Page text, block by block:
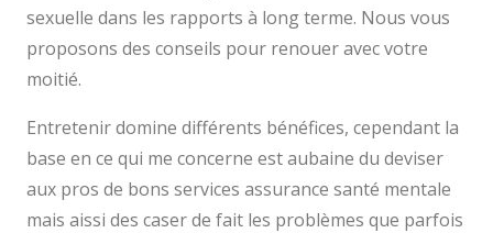
sexuelle dans les rapports à long terme. Nous vous
proposons des conseils pour renouer avec votre
moitié.
Entretenir domine différents bénéfices, cependant la
base en ce qui me concerne est aubaine du deviser
aux pros de bons services assurance santé mentale
mais aissi des caser de fait les problèmes que parfois